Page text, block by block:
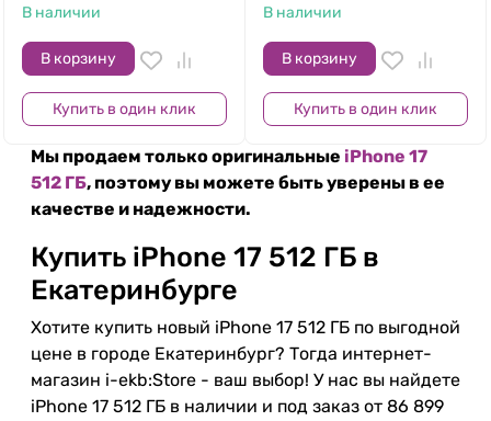
В наличии
В корзину
Купить в один клик
В наличии
В корзину
Купить в один клик
Мы продаем только оригинальные iPhone 17
512 ГБ, поэтому вы можете быть уверены в ее
качестве и надежности.
Купить iPhone 17 512 ГБ в
Екатеринбурге
Хотите купить новый iPhone 17 512 ГБ по выгодной
цене в городе Екатеринбург? Тогда интернет-
магазин i-ekb:Store - ваш выбор! У нас вы найдете
iPhone 17 512 ГБ в наличии и под заказ от 86 899